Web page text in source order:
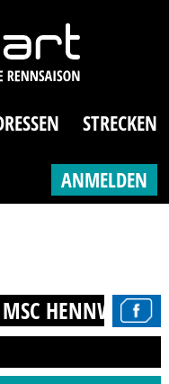
STRECKEN
ANMELDEN